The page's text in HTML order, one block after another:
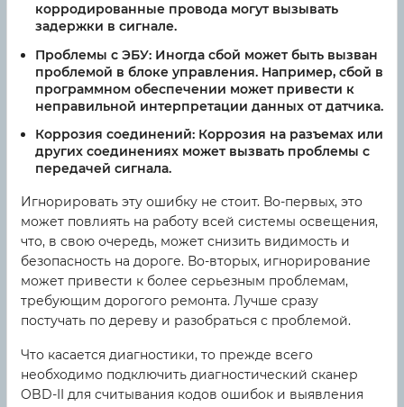
корродированные провода могут вызывать
задержки в сигнале.
Проблемы с ЭБУ: Иногда сбой может быть вызван
проблемой в блоке управления. Например, сбой в
программном обеспечении может привести к
неправильной интерпретации данных от датчика.
Коррозия соединений: Коррозия на разъемах или
других соединениях может вызвать проблемы с
передачей сигнала.
Игнорировать эту ошибку не стоит. Во-первых, это
может повлиять на работу всей системы освещения,
что, в свою очередь, может снизить видимость и
безопасность на дороге. Во-вторых, игнорирование
может привести к более серьезным проблемам,
требующим дорогого ремонта. Лучше сразу
постучать по дереву и разобраться с проблемой.
Что касается диагностики, то прежде всего
необходимо подключить диагностический сканер
OBD-II для считывания кодов ошибок и выявления